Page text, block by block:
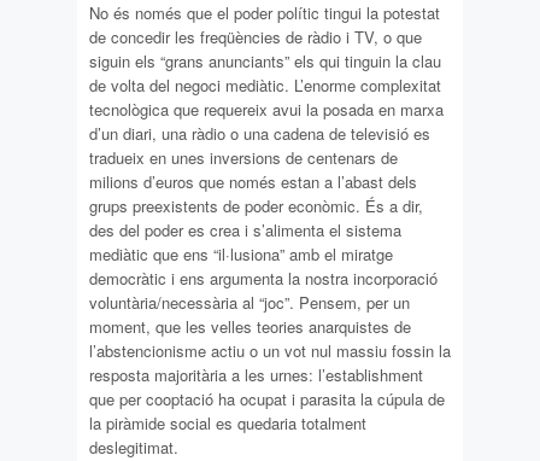
No és només que el poder polític tingui la potestat
de concedir les freqüències de ràdio i TV, o que
siguin els “grans anunciants” els qui tinguin la clau
de volta del negoci mediàtic. L’enorme complexitat
tecnològica que requereix avui la posada en marxa
d’un diari, una ràdio o una cadena de televisió es
tradueix en unes inversions de centenars de
milions d’euros que només estan a l’abast dels
grups preexistents de poder econòmic. És a dir,
des del poder es crea i s’alimenta el sistema
mediàtic que ens “il·lusiona” amb el miratge
democràtic i ens argumenta la nostra incorporació
voluntària/necessària al “joc”. Pensem, per un
moment, que les velles teories anarquistes de
l’abstencionisme actiu o un vot nul massiu fossin la
resposta majoritària a les urnes: l’establishment
que per cooptació ha ocupat i parasita la cúpula de
la piràmide social es quedaria totalment
deslegitimat.